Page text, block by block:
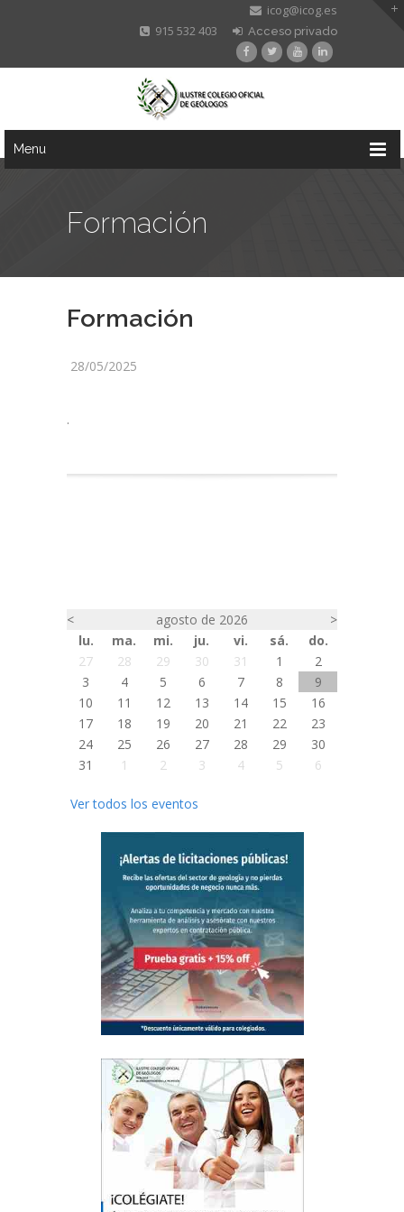
icog@icog.es
915 532 403
Acceso privado
Menu
Formación
Formación
28/05/2025
.
< agosto de 2026
>
lu.
ma. mi. ju. vi. sá.
do.
27
28 29 30 31 1
2
3
4 5 6 7 8
9
10
11 12 13 14 15
16
17
18 19 20 21 22
23
24
25 26 27 28 29
30
31
1 2 3 4 5 6
Ver todos los eventos